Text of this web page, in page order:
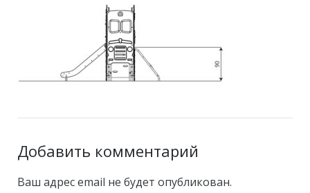
Добавить комментарий
Ваш адрес email не будет опубликован.